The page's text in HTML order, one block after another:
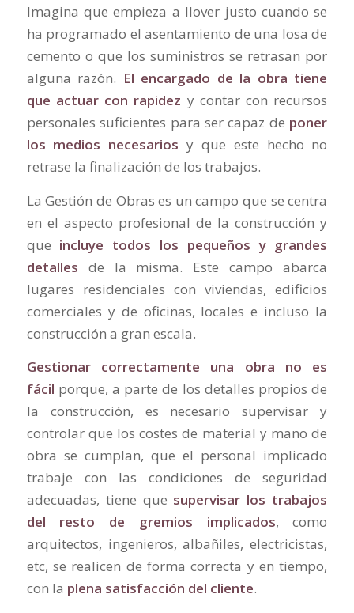
Imagina que empieza a llover justo cuando se
ha programado el asentamiento de una losa de
cemento o que los suministros se retrasan por
alguna razón. El encargado de la obra tiene
que actuar con rapidez y contar con recursos
personales suficientes para ser capaz de poner
los medios necesarios y que este hecho no
retrase la finalización de los trabajos.
La Gestión de Obras es un campo que se centra
en el aspecto profesional de la construcción y
que incluye todos los pequeños y grandes
detalles de la misma. Este campo abarca
lugares residenciales con viviendas, edificios
comerciales y de oficinas, locales e incluso la
construcción a gran escala.
Gestionar correctamente una obra no es
fácil porque, a parte de los detalles propios de
la construcción, es necesario supervisar y
controlar que los costes de material y mano de
obra se cumplan, que el personal implicado
trabaje con las condiciones de seguridad
adecuadas, tiene que supervisar los trabajos
del resto de gremios implicados, como
arquitectos, ingenieros, albañiles, electricistas,
etc, se realicen de forma correcta y en tiempo,
con la plena satisfacción del cliente.